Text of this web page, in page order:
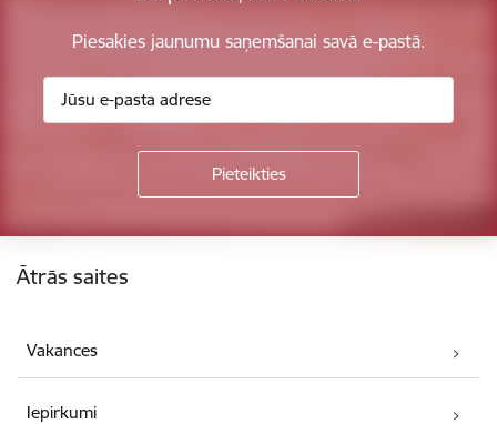
Piesakies jaunumu saņemšanai savā e-pastā.
Ātrās saites
Vakances
Iepirkumi